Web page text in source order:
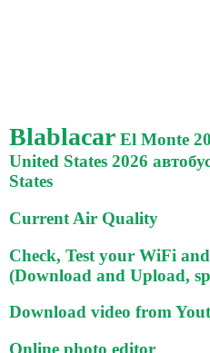
Blablacar El Monte
United States 2026
States
Current Air Quality
Check, Test your WiFi
(Download and Upload,
Download video from
Online photo editor